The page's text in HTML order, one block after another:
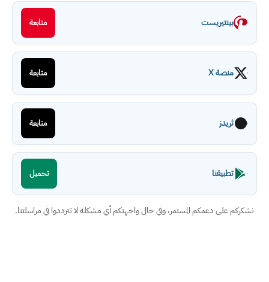
بينتيريست متابعة
منصة X متابعة
ثريدز متابعة
تطبيقنا تحميل
نشكركم على دعمكم المستمر، وفي حال واجهتكم أي مشكلة لا تترددوا في مراسلتنا.